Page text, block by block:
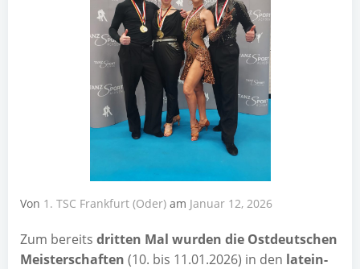
Von 1. TSC Frankfurt (Oder) am Januar 12, 2026
Zum bereits drit­ten Mal wur­den die Ost­deut­schen
Meis­ter­schaf­ten (10. bis 11.01.2026) in den latein­